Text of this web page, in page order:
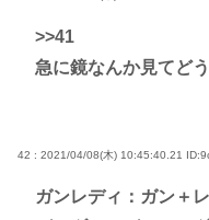
>>41
急に鏡なんか見てど
42 : 2021/04/08(木) 10:45:40.21
ガンレディ：ガン＋